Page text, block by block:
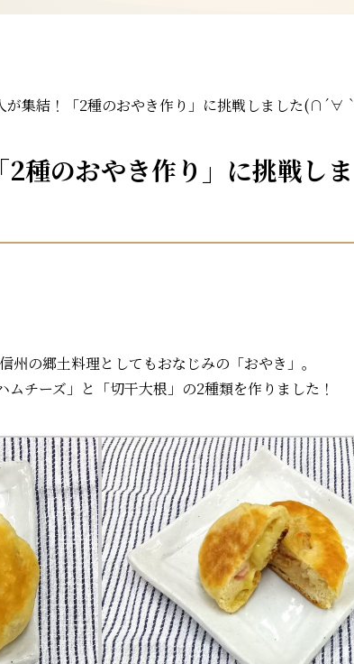
集結！「2種のおやき作り」に挑戦しました(∩´∀
2種のおやき作り」に挑戦し
州の郷土料理としてもおなじみの「おやき」。
ムチーズ」と「切干大根」の2種類を作りました！